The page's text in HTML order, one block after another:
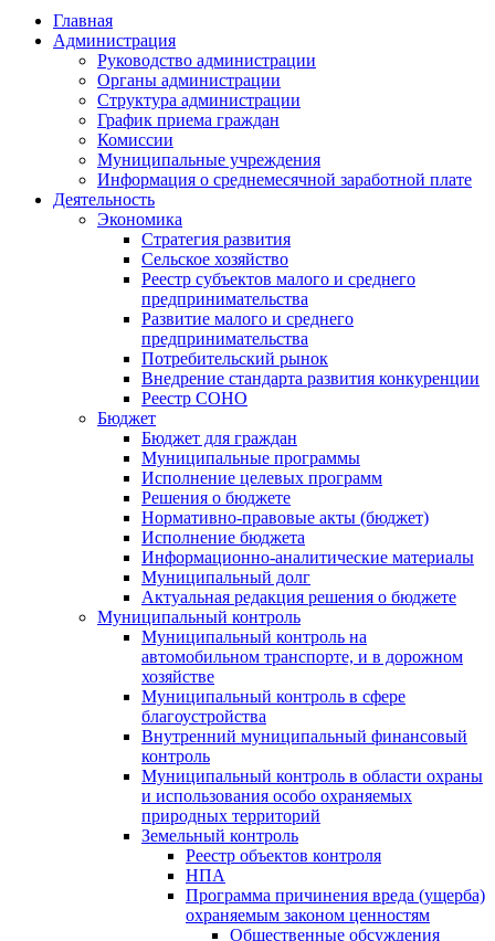
Главная
Администрация
Руководство администрации
Органы администрации
Структура администрации
График приема граждан
Комиссии
Муниципальные учреждения
Информация о среднемесячной заработной плате
Деятельность
Экономика
Стратегия развития
Сельское хозяйство
Реестр субъектов малого и среднего
предпринимательства
Развитие малого и среднего
предпринимательства
Потребительский рынок
Внедрение стандарта развития конкуренции
Реестр СОНО
Бюджет
Бюджет для граждан
Муниципальные программы
Исполнение целевых программ
Решения о бюджете
Нормативно-правовые акты (бюджет)
Исполнение бюджета
Информационно-аналитические материалы
Муниципальный долг
Актуальная редакция решения о бюджете
Муниципальный контроль
Муниципальный контроль на
автомобильном транспорте, и в дорожном
хозяйстве
Муниципальный контроль в сфере
благоустройства
Внутренний муниципальный финансовый
контроль
Муниципальный контроль в области охраны
и использования особо охраняемых
природных территорий
Земельный контроль
Реестр объектов контроля
НПА
Программа причинения вреда (ущерба)
охраняемым законом ценностям
Общественные обсуждения